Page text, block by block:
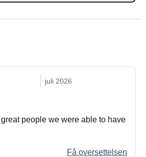
juli 2026
people we were able to have
Få oversettelsen